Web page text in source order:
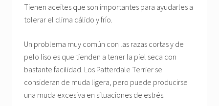
Tienen aceites que son importantes para ayudarles a
tolerar el clima cálido y frío.
Un problema muy común con las razas cortas y de
pelo liso es que tienden a tener la piel seca con
bastante facilidad. Los Patterdale Terrier se
consideran de muda ligera, pero puede producirse
una muda excesiva en situaciones de estrés.